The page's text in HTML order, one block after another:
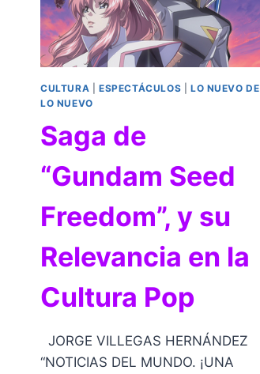
CULTURA ESPECTÁCULOS
LO NUEVO DE
LO NUEVO
Saga de
“Gundam Seed
Freedom”, y su
Relevancia en la
Cultura Pop
JORGE VILLEGAS HERNÁNDEZ
“NOTICIAS DEL MUNDO. ¡UNA